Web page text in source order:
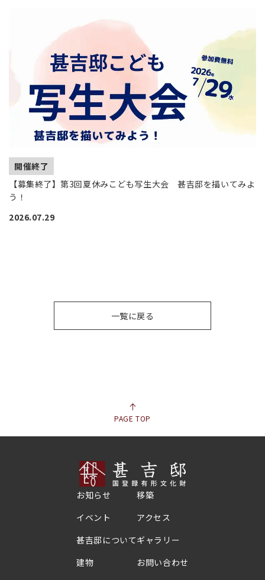
開催終了
【募集終了】第3回夏休みこども写生大会 甚吉邸を描いてみよ
う！
2026.07.29
一覧に戻る
PAGE TOP
お知らせ
イベント
甚吉邸について
建物
移築
アクセス
ギャラリー
お問い合わせ